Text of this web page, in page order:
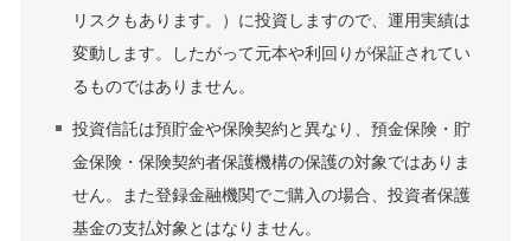
リスクもあります。）に投資しますので、運用実績は
変動します。したがって元本や利回りが保証されてい
るものではありません。
投資信託は預貯金や保険契約と異なり、預金保険・貯
金保険・保険契約者保護機構の保護の対象ではありま
せん。また登録金融機関でご購入の場合、投資者保護
基金の支払対象とはなりません。